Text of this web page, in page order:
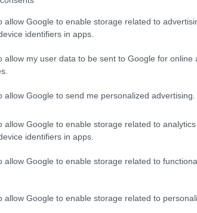
allow Google to enable storage related to
identifiers in apps.
allow my user data to be sent to Google for online
allow Google to send me personalized advertising.
allow Google to enable storage related to
identifiers in apps.
allow Google to enable storage related to
allow Google to enable storage related to
venta en España
2020
ser presentado por todo lo alto en el último Salón
todos los mercados europeos, el español incluido.
del León Cupra más deportivo es el…
Seat Leon Cupra R cara a
el Volkswagen Golf R y el
la llegada del último y más potente modelo de la
inevitables comparaciones a cerca de su precio y